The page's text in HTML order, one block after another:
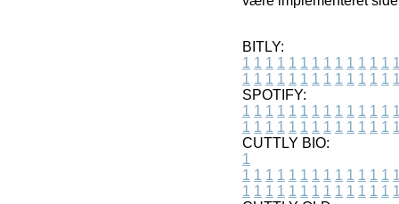
BITLY:
1 1 1 1 1 1 1 1 1 1 1 1 1 1
1 1 1 1 1 1 1 1 1 1 1 1 1 1
SPOTIFY:
1 1 1 1 1 1 1 1 1 1 1 1 1 1
1 1 1 1 1 1 1 1 1 1 1 1 1 1
CUTTLY BIO:
1
1 1 1 1 1 1 1 1 1 1 1 1 1 1
1 1 1 1 1 1 1 1 1 1 1 1 1 1